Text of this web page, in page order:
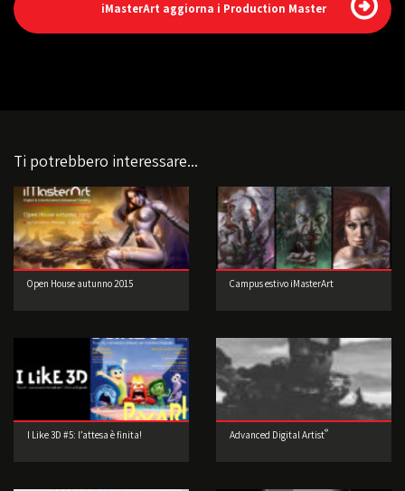
iMasterArt aggiorna i Production Master
Ti potrebbero interessare...
Open House autunno 2015 Campus estivo iMasterArt
I Like 3D #5: l’attesa è finita! Advanced Digital Artist®